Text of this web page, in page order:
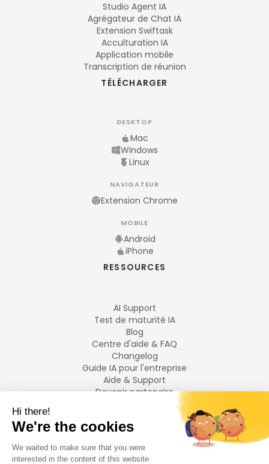
Studio Agent IA
Agrégateur de Chat IA
Extension Swiftask
Acculturation IA
Application mobile
Transcription de réunion
TÉLÉCHARGER
DESKTOP
Mac
Windows
Linux
NAVIGATEUR
Extension Chrome
MOBILE
Android
iPhone
RESSOURCES
AI Support
Test de maturité IA
Blog
Centre d'aide & FAQ
Changelog
Guide IA pour l'entreprise
Aide & Support
Devenir partenaire
LANGUES
Français